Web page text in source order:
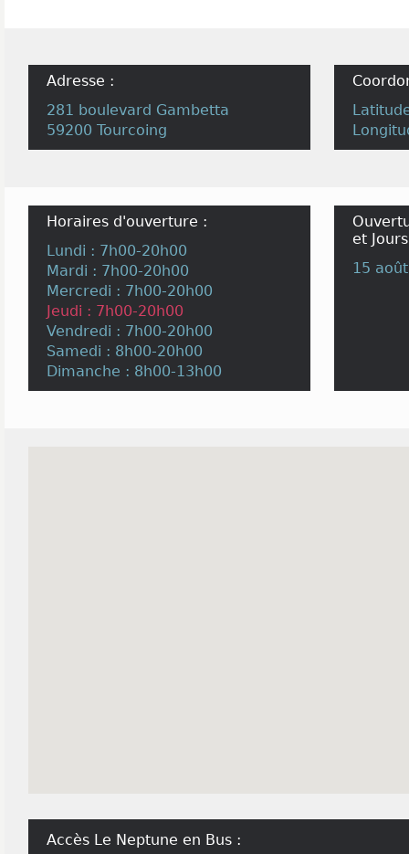
Adresse :
281 boulevard Gambetta
59200 Tourcoing
Horaires d'ouverture :
Lundi : 7h00-20h00
Mardi : 7h00-20h00
Mercredi : 7h00-20h00
Jeudi : 7h00-20h00
Vendredi : 7h00-20h00
Samedi : 8h00-20h00
Dimanche : 8h00-13h00
et
15
Accès Le Neptune en Bus :